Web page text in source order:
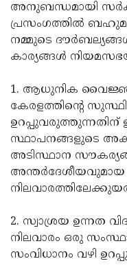
അനുബന്ധമായി
പ്രസംഗത്തില്‍
നമ്മുടെ
കാര്യങ്ങള്‍
1. ആധുനിക
കേരളത്തിന്റെ
ഉറപ്പുവരുത്തുന്നതിന്
സ്ഥാപനങ്ങളുടെ
അടിസ്ഥാന
അന്തര്‍ദേശീയവുമായ
2. സ്വാശ്രയ ഉന്നത
നിലവാരം ഒരു
സംവിധാനം വഴി